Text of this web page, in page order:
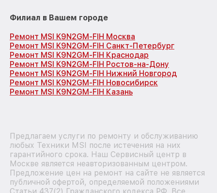
Филиал в Вашем городе
Ремонт MSI K9N2GM-FIH Москва
Ремонт MSI K9N2GM-FIH Санкт-Петербург
Ремонт MSI K9N2GM-FIH Краснодар
Ремонт MSI K9N2GM-FIH Ростов-на-Дону
Ремонт MSI K9N2GM-FIH Нижний Новгород
Ремонт MSI K9N2GM-FIH Новосибирск
Ремонт MSI K9N2GM-FIH Казань
Предлагаем услуги по ремонту и обслуживанию
любых Техники MSI после истечения на них
гарантийного срока. Наш Сервисный центр в
Москве является неавторизованным центром.
Предложение цен на ремонт на сайте не является
публичной офертой, определяемой положениями
Статьи 437(2) Гражданского кодекса РФ. Все